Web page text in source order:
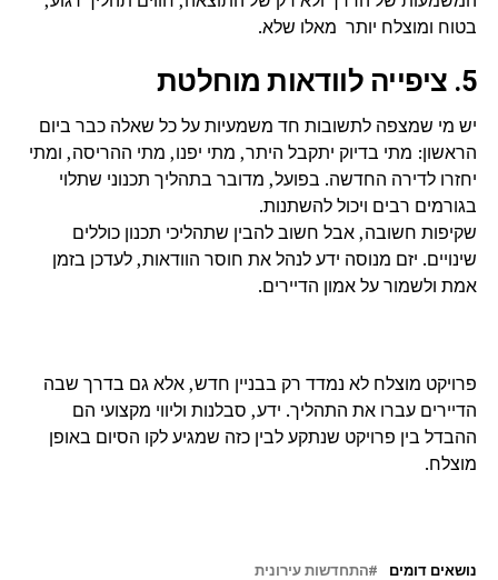
בטוח ומוצלח יותר מאלו שלא.
5. ציפייה לוודאות מוחלטת
יש מי שמצפה לתשובות חד משמעיות על כל שאלה כבר ביום
הראשון: מתי בדיוק יתקבל היתר, מתי יפנו, מתי ההריסה, ומתי
יחזרו לדירה החדשה. בפועל, מדובר בתהליך תכנוני שתלוי
בגורמים רבים ויכול להשתנות.
שקיפות חשובה, אבל חשוב להבין שתהליכי תכנון כוללים
שינויים. יזם מנוסה ידע לנהל את חוסר הוודאות, לעדכן בזמן
אמת ולשמור על אמון הדיירים.
פרויקט מוצלח לא נמדד רק בבניין חדש, אלא גם בדרך שבה
הדיירים עברו את התהליך. ידע, סבלנות וליווי מקצועי הם
ההבדל בין פרויקט שנתקע לבין כזה שמגיע לקו הסיום באופן
מוצלח.
נושאים דומים התחדשות עירונית